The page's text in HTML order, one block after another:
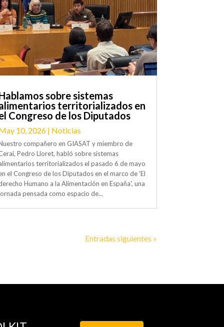
sobre sistemas
territorializados en
Congreso de los Diputados
10, 2026| Noticias
compañero en GIASAT y miembro de
Pedro Lloret, habló sobre sistemas
territorializados el pasado 6 de mayo
el Congreso de los Diputados en el marco de 'El
Humano a la Alimentación en España', una
pensada como espacio de...
Entradas siguientes »